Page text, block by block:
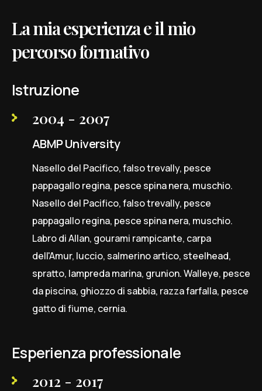
La mia esperienza e il mio
percorso formativo
Istruzione
2004 - 2007
ABMP University
Nasello del Pacifico, falso trevally, pesce
pappagallo regina, pesce spina nera, muschio.
Nasello del Pacifico, falso trevally, pesce
pappagallo regina, pesce spina nera, muschio.
Labro di Allan, gourami rampicante, carpa
dell'Amur, luccio, salmerino artico, steelhead,
spratto, lampreda marina, grunion. Walleye, pesce
da piscina, ghiozzo di sabbia, razza farfalla, pesce
gatto di fiume, cernia.
Esperienza professionale
2012 - 2017